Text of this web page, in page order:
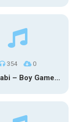
354 0
Terra Sabi – Boy Game X Marcia Cruz